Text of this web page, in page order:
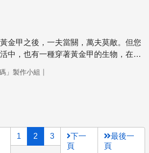
金甲之後，一夫當關，萬夫莫敵。但您
中，也有一種穿著黃金甲的生物，在你
生素的行為，因此衍生出這些不怕抗生
」製作小組 ｜
1 2 3
下一
頁
最後一
頁